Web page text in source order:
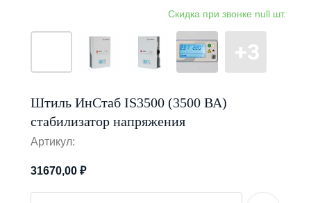
Штиль ИнСтаб IS3500 (3500 ВА)
стабилизатор напряжения
Артикул:
31670,00 ₽